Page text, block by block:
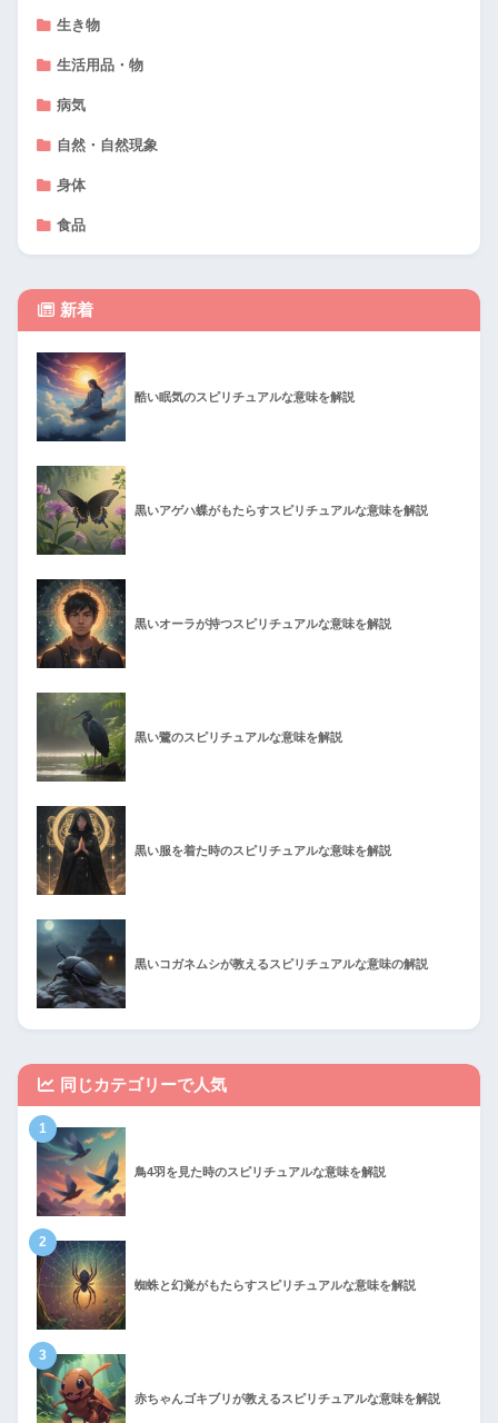
生き物
生活用品・物
病気
自然・自然現象
身体
食品
新着
酷い眠気のスピリチュアルな意味を解説
黒いアゲハ蝶がもたらすスピリチュアルな意味を解説
黒いオーラが持つスピリチュアルな意味を解説
黒い鷺のスピリチュアルな意味を解説
黒い服を着た時のスピリチュアルな意味を解説
黒いコガネムシが教えるスピリチュアルな意味の解説
同じカテゴリーで人気
1
鳥4羽を見た時のスピリチュアルな意味を解説
2
蜘蛛と幻覚がもたらすスピリチュアルな意味を解説
3
赤ちゃんゴキブリが教えるスピリチュアルな意味を解説